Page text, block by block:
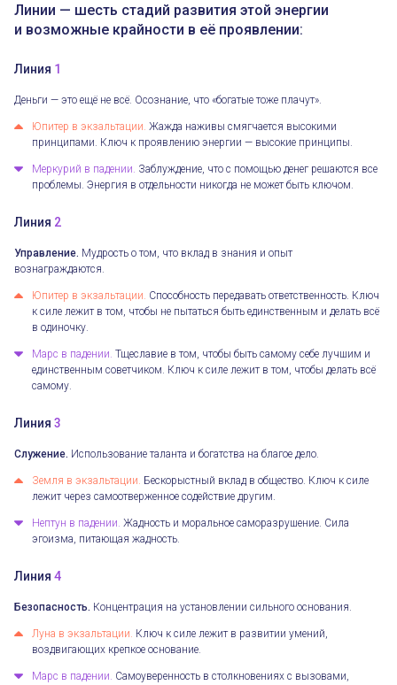
Линии — шесть стадий развития этой энергии
и возможные крайности в её проявлении:
Линия 1
Деньги — это ещё не всё. Осознание, что «богатые тоже плачут».
Юпитер в экзальтации. Жажда наживы смягчается высокими
принципами. Ключ к проявлению энергии — высокие принципы.
Меркурий в падении. Заблуждение, что с помощью денег решаются все
проблемы. Энергия в отдельности никогда не может быть ключом.
Линия 2
Управление. Мудрость о том, что вклад в знания и опыт
вознаграждаются.
Юпитер в экзальтации. Способность передавать ответственность. Ключ
к силе лежит в том, чтобы не пытаться быть единственным и делать всё
в одиночку.
Марс в падении. Тщеславие в том, чтобы быть самому себе лучшим и
единственным советчиком. Ключ к силе лежит в том, чтобы делать всё
самому.
Линия 3
Служение. Использование таланта и богатства на благое дело.
Земля в экзальтации. Бескорыстный вклад в общество. Ключ к силе
лежит через самоотверженное содействие другим.
Нептун в падении. Жадность и моральное саморазрушение. Сила
эгоизма, питающая жадность.
Линия 4
Безопасность. Концентрация на установлении сильного основания.
Луна в экзальтации. Ключ к силе лежит в развитии умений,
воздвигающих крепкое основание.
Марс в падении. Самоуверенность в столкновениях с вызовами,